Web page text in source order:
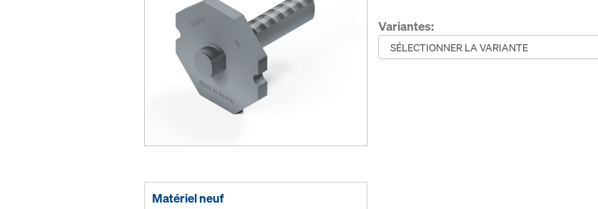
Variantes:
Matériel neuf